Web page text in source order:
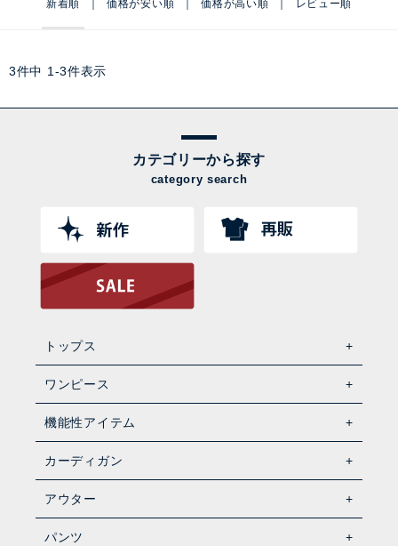
新着順 価格が安い順 価格が高い順 レビュー順
3件中 1 -3件表示
カテゴリーから探す
category search
トップス
ワンピース
機能性アイテム
カーディガン
アウター
パンツ